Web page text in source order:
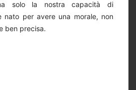
solo la nostra capacità di
nato per avere una morale, non
ben precisa.